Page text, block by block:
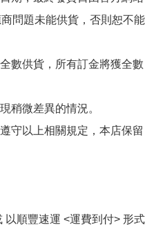
問題未能供貨，否則恕不能
數供貨，所有訂金將獲全數
稍微差異的情況。
守以上相關規定，本店保留
以順豐速運 <運費到付> 形式